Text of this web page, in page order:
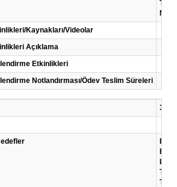
Kaynakları/Videolar
Açıklama
Etkinlikleri
Notlandırması/Ödev Teslim Süreleri
3
Bu
Bu